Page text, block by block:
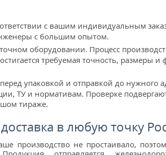
с вашим индивидуальным
с большим опытом.
оборудовании. Процесс
требуемая точность, размеры
упаковкой и отправкой до нужного
ТУ и нормативам. Проверке
тираже.
в любую точку
производство не простаивало,